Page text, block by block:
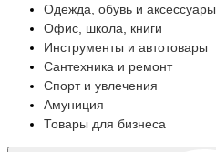
Одежда, обувь и аксессуары
Офис, школа, книги
Инструменты и автотовары
Сантехника и ремонт
Спорт и увлечения
Амуниция
Товары для бизнеса